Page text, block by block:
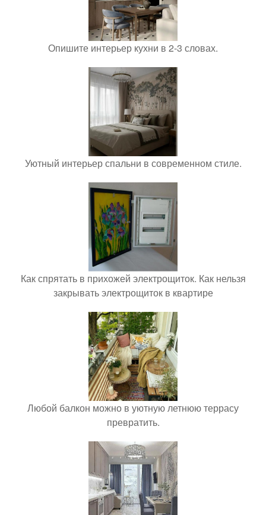
Опишите интерьер кухни в 2-3 словах.
Уютный интерьер спальни в современном стиле.
Как спрятать в прихожей электрощиток. Как нельзя
закрывать электрощиток в квартире
Любой балкон можно в уютную летнюю террасу
превратить.